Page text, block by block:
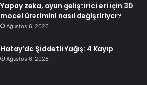
Yapay zeka, oyun geliştiricileri için 3D
model üretimini nasıl değiştiriyor?
Ağustos 6, 2026
Hatay’da Şiddetli Yağış: 4 Kayıp
Ağustos 6, 2026